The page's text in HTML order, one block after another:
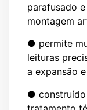
parafusado
montagem
● permite
leituras
a expansão
●